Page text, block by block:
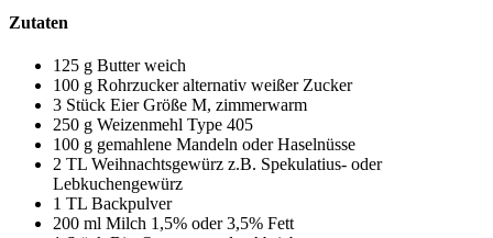
Zutaten
125 g Butter weich
100 g Rohrzucker alternativ weißer Zucker
3 Stück Eier Größe M, zimmerwarm
250 g Weizenmehl Type 405
100 g gemahlene Mandeln oder Haselnüsse
2 TL Weihnachtsgewürz z.B. Spekulatius- oder
Lebkuchengewürz
1 TL Backpulver
200 ml Milch 1,5% oder 3,5% Fett